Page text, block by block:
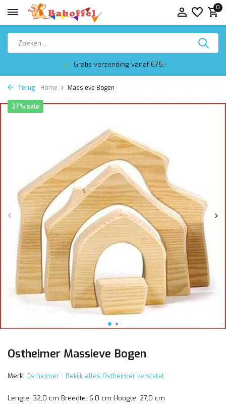
0
Gratis verzending vanaf €75,-
Terug Home Massieve Bogen
Ostheimer Massieve Bogen
27% sale
Merk: Ostheimer Bekijk alles Ostheimer kerststal
Lengte: 32,0 cm Breedte: 6,0 cm Hoogte: 27,0 cm